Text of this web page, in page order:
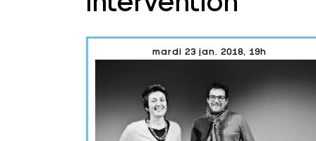
mardi 23 jan. 2018, 19h